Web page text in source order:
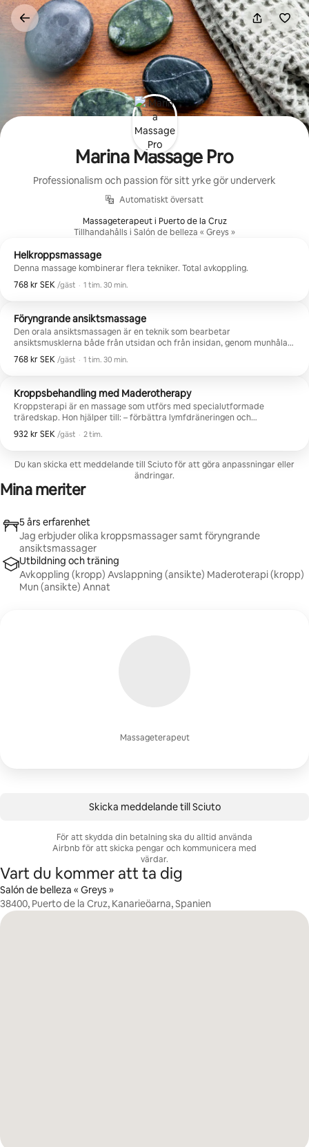
Hoppa
innehåll
Marina Massage Pro
Professionalism och passion för sitt yrke gör underverk
Automatiskt översatt
Massageterapeut i Puerto de la Cruz
Tillhandahålls i Salón de belleza « Greys »
Helkroppsmassage
Denna massage kombinerar flera tekniker. Total avkoppling.
768 kr SEK /gäst
768 kr SEK per gäst
, · 1 tim. 30 min.
Föryngrande ansiktsmassage
Den orala ansiktsmassagen är en teknik som bearbetar
ansiktsmusklerna både från utsidan och från insidan, genom munhålan.
Det hjälper att: — lösa upp muskelspänningar – Förbättra
blodcirkulationen – stramar åt den ovala formen på ansiktet — minska
vältränat ansikte.
768 kr SEK /gäst
768 kr SEK per gäst
, · 1 tim. 30 min.
Kroppsbehandling med Maderotherapy
Kroppsterapi är en massage som utförs med specialutformade
träredskap. Hon hjälper till: – förbättra lymfdräneringen och
blodcirkulationen – minska celluliter – stramar upp huden – minska
svullnad Resultatet: en slätare, tonad och omformad kropp.
932 kr SEK /gäst
932 kr SEK per gäst
, · 2 tim.
Du kan skicka ett meddelande till Sciuto för att göra anpassningar eller
ändringar.
Mina meriter
Massageterapeut
5 års erfarenhet
Jag erbjuder olika kroppsmassager samt föryngrande
ansiktsmassager
Utbildning och träning
Avkoppling (kropp) Avslappning (ansikte) Maderoterapi (kropp)
Mun (ansikte) Annat
Skicka meddelande till Sciuto
För att skydda din betalning ska du alltid använda
Airbnb för att skicka pengar och kommunicera med
värdar.
Vart du kommer att ta dig
Salón de belleza « Greys »
38400, Puerto de la Cruz, Kanarieöarna, Spanien